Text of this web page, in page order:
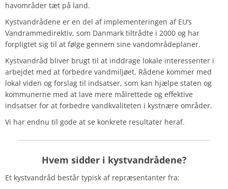
havområder tæt på land.
Kystvandrådene er en del af implementeringen af EU’s
Vandrammedirektiv, som Danmark tiltrådte i 2000 og har
forpligtet sig til at følge gennem sine vandområdeplaner.
Kystvandråd bliver brugt til at inddrage lokale interessenter i
arbejdet med at forbedre vandmiljøet. Rådene kommer med
lokal viden og forslag til indsatser, som kan hjælpe staten og
kommunerne med at lave mere målrettede og effektive
indsatser for at forbedre vandkvaliteten i kystnære områder.
Vi har endnu til gode at se konkrete resultater heraf.
Hvem sidder i kystvandrådene?
Et kystvandråd består typisk af repræsentanter fra: